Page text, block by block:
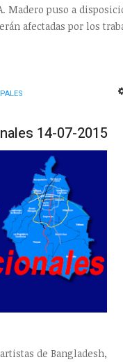
Madero puso a
afectadas por los
14-07-2015
de Bangladesh,